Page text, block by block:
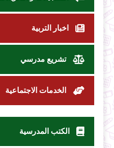
اخبار التربية
تشريع مدرسي
الخدمات الاجتماعية
الكتب المدرسية